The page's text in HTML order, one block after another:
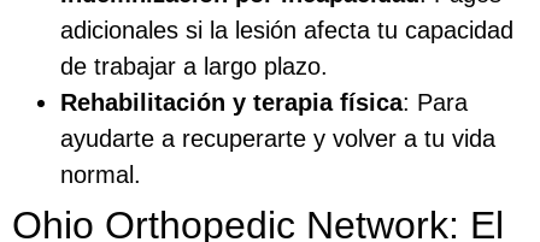
adicionales si la lesión afecta tu capacidad
de trabajar a largo plazo.
Rehabilitación y terapia física: Para
ayudarte a recuperarte y volver a tu vida
normal.
Ohio Orthopedic Network: El